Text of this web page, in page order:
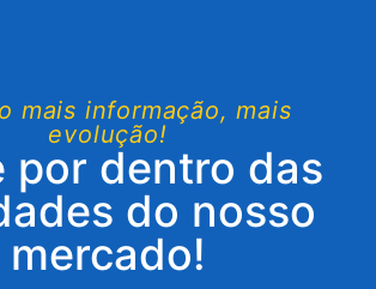
mais informação, mais
evolução!
por dentro das
do nosso
mercado!